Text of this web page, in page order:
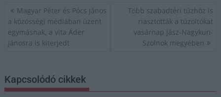
Bejegyzés
navigáció
Magyar Péter és Pócs János
a közösségi médiában üzent
egymásnak, a vita Áder
Jánosra is kiterjedt
Több szabadtéri tűzhöz is
riasztották a tűzoltókat
vasárnap Jász-Nagykun-
Szolnok megyében
Kapcsolódó cikkek